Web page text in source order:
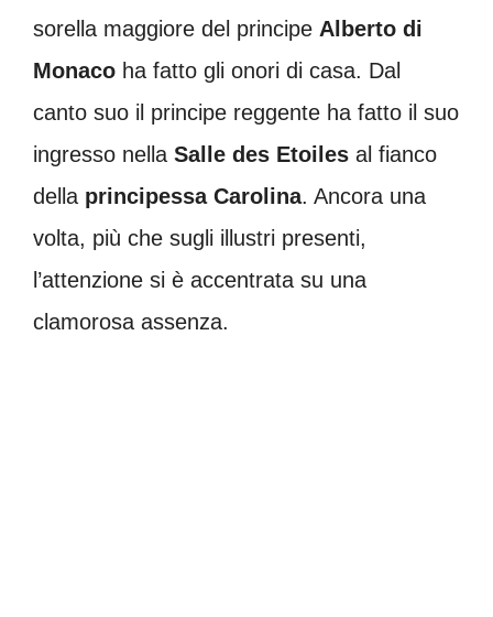
sorella maggiore del principe Alberto di
Monaco ha fatto gli onori di casa. Dal
canto suo il principe reggente ha fatto il suo
ingresso nella Salle des Etoiles al fianco
della principessa Carolina. Ancora una
volta, più che sugli illustri presenti,
l’attenzione si è accentrata su una
clamorosa assenza.